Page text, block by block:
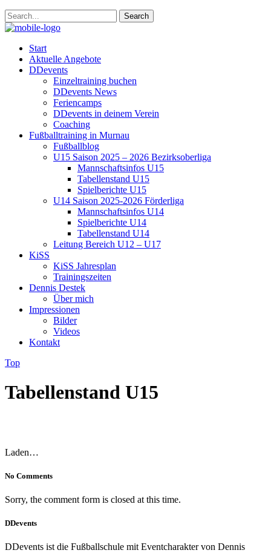
Start
Aktuelle Angebote
DDevents
Einzeltraining buchen
DDevents News
Feriencamps
DDevents in deinem Verein
Coaching
Fußballtraining in Murnau
Fußballblog
U15 Saison 2025 – 2026 Bezirksoberliga
Mannschaftsinfos U15
Tabellenstand U15
Spielberichte U15
U14 Saison 2025-2026 Förderliga
Mannschaftsinfos U14
Spielberichte U14
Tabellenstand U14
Leitung Bereich U12 – U17
KiSS
KiSS Jahresplan
Trainingszeiten
Dennis Destek
Über mich
Impressionen
Bilder
Videos
Kontakt
Top
Tabellenstand U15
Laden…
No Comments
Sorry, the comment form is closed at this time.
DDevents
DDevents ist die Fußballschule mit Eventcharakter von Dennis